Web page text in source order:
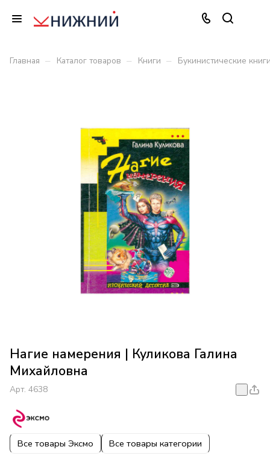
Главная – Каталог товаров – Книги – Букинистические
Нагие намерения | Куликова Галина
Михайловна
Арт. 4638
Все товары Эксмо Все товары категории